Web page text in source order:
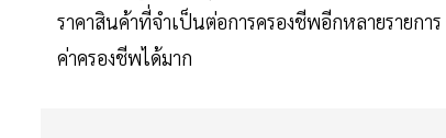
ราคาสินค้าที่จำเป็นต่อการครองชีพอีกหลายรายกา
ค่าครองชีพได้มาก